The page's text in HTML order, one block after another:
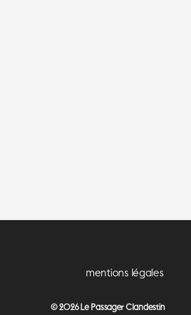
mentions légales
© 2026Le Passager Clandestin